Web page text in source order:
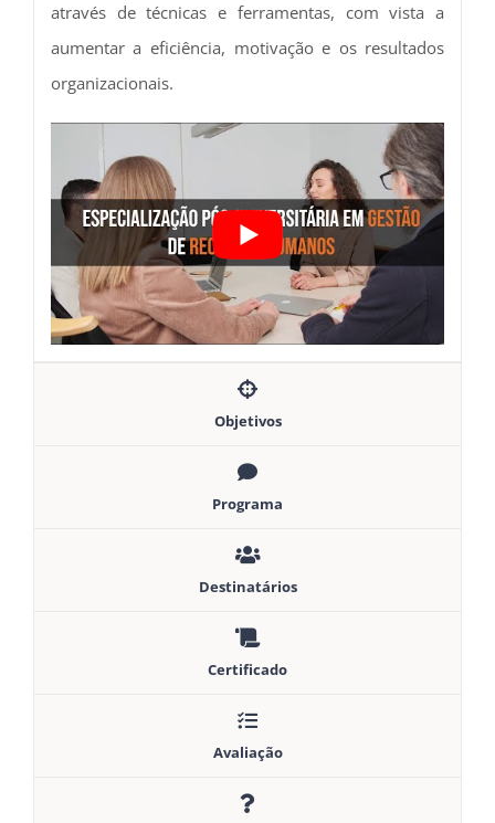
através de técnicas e ferramentas, com vista a
aumentar a eficiência, motivação e os resultados
organizacionais.
Objetivos
Programa
Destinatários
Certificado
Avaliação